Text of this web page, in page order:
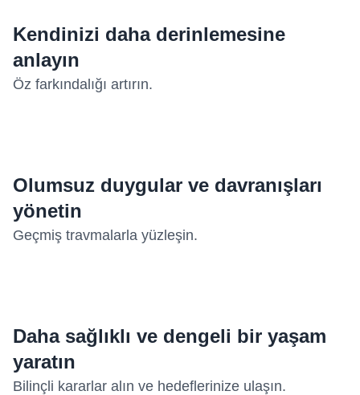
Kendinizi daha derinlemesine
anlayın
Öz farkındalığı artırın.
Olumsuz duygular ve davranışları
yönetin
Geçmiş travmalarla yüzleşin.
Daha sağlıklı ve dengeli bir yaşam
yaratın
Bilinçli kararlar alın ve hedeflerinize ulaşın.